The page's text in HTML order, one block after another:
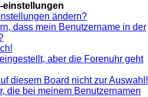
einstellungen
ändern?
dass mein Benutzername in der
aber die Forenuhr geht
diesem Board nicht zur Auswahl!
die bei meinem Benutzernamen